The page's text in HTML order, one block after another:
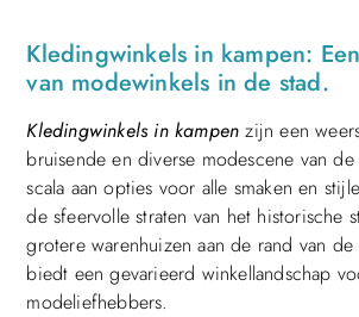
Kledingwinkels in kampen:
van modewinkels in de stad.
Kledingwinkels in kampen zijn een
bruisende en diverse modescene van
scala aan opties voor alle smaken en
de sfeervolle straten van het historische
grotere warenhuizen aan de rand van de
biedt een gevarieerd winkellandschap
modeliefhebbers.